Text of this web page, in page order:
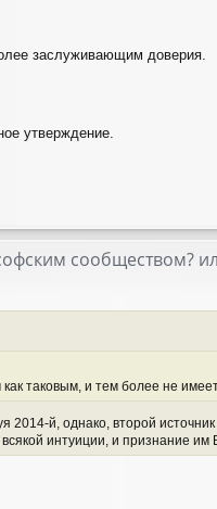
заслуживающим доверия.
утверждение.
сообществом?
таковым, и тем более не
й, однако, второй
интуиции, и признание